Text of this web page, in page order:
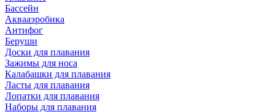
Бассейн
Аквааэробика
Антифог
Беруши
Доски для плавания
Зажимы для носа
Калабашки для плавания
Ласты для плавания
Лопатки для плавания
Наборы для плавания